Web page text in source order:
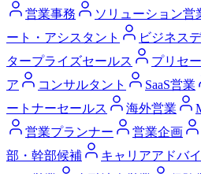
営業事務
ソリューション営
ート・アシスタント
ビジネス
タープライズセールス
プリセ
ア
コンサルタント SaaS営業
ートナーセールス
海外営業
営業プランナー
営業企画
部・幹部候補
キャリアアドバ